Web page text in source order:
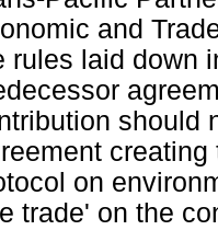
and
rules laid down
should
creating
on
trade' on the